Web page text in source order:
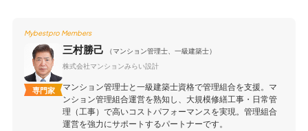
Mybestpro Members
専門家
三村勝己
（マンション管理士、一級建築士）
株式会社マンションみらい設計
マンション管理士と一級建築士資格で管理組合を支援。マ
ンション管理組合運営を熟知し、大規模修繕工事・日常管
理（工事）で高いコストパフォーマンスを実現。管理組合
運営を強力にサポートするパートナーです。